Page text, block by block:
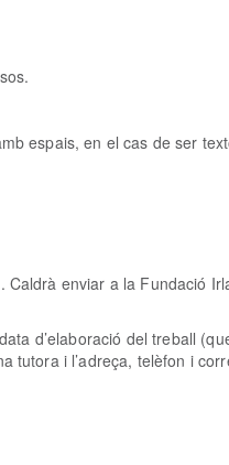
espais, en el cas de ser
Caldrà enviar a la Fundació
d’elaboració del treball
tutora i l’adreça, telèfon i